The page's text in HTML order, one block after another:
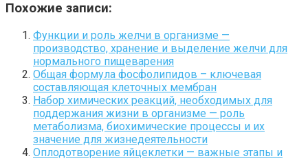
Похожие записи:
Функции и роль желчи в организме —
производство, хранение и выделение желчи для
нормального пищеварения
Общая формула фосфолипидов – ключевая
составляющая клеточных мембран
Набор химических реакций, необходимых для
поддержания жизни в организме — роль
метаболизма, биохимические процессы и их
значение для жизнедеятельности
Оплодотворение яйцеклетки — важные этапы и